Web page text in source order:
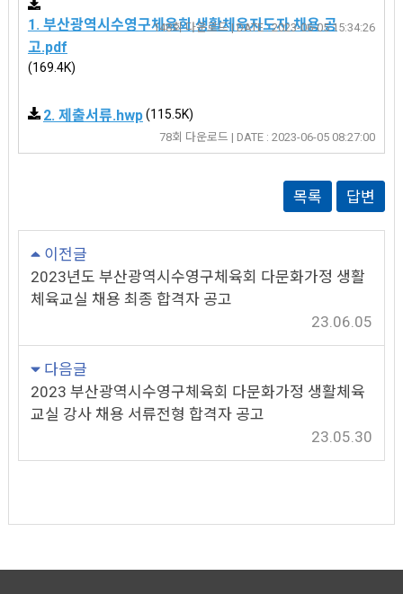
1. 부산광역시수영구체육회 생활체육지도자 채용 공
고.pdf
(169.4K)
148회 다운로드 | DATE : 2023-06-05 15:34:26
2. 제출서류.hwp(115.5K)
78회 다운로드 | DATE : 2023-06-05 08:27:00
목록 답변
이전글
2023년도 부산광역시수영구체육회 다문화가정 생활
체육교실 채용 최종 합격자 공고
23.06.05
다음글
2023 부산광역시수영구체육회 다문화가정 생활체육
교실 강사 채용 서류전형 합격자 공고
23.05.30